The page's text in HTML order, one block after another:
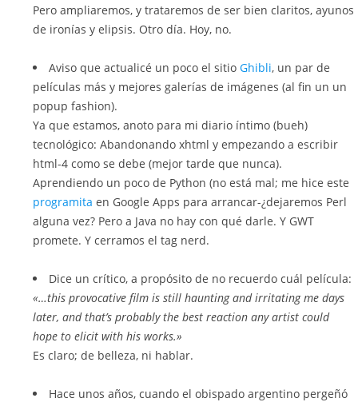
Pero ampliaremos, y trataremos de ser bien claritos, ayunos
de ironías y elipsis. Otro día. Hoy, no.
Aviso que actualicé un poco el sitio Ghibli, un par de
películas más y mejores galerías de imágenes (al fin un un
popup fashion).
Ya que estamos, anoto para mi diario íntimo (bueh)
tecnológico: Abandonando xhtml y empezando a escribir
html-4 como se debe (mejor tarde que nunca).
Aprendiendo un poco de Python (no está mal; me hice este
programita en Google Apps para arrancar-¿dejaremos Perl
alguna vez? Pero a Java no hay con qué darle. Y GWT
promete. Y cerramos el tag nerd.
Dice un crítico, a propósito de no recuerdo cuál película:
«…this provocative film is still haunting and irritating me days
later, and that’s probably the best reaction any artist could
hope to elicit with his works.»
Es claro; de belleza, ni hablar.
Hace unos años, cuando el obispado argentino pergeñó